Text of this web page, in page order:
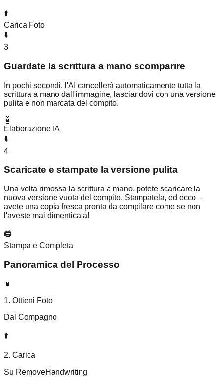
⬆️
Carica Foto
⬇️
3
Guardate la scrittura a mano scomparire
In pochi secondi, l'AI cancellerà automaticamente tutta la
scrittura a mano dall'immagine, lasciandovi con una versione
pulita e non marcata del compito.
🤖
Elaborazione IA
⬇️
4
Scaricate e stampate la versione pulita
Una volta rimossa la scrittura a mano, potete scaricare la
nuova versione vuota del compito. Stampatela, ed ecco—
avete una copia fresca pronta da compilare come se non
l'aveste mai dimenticata!
🖨️
Stampa e Completa
Panoramica del Processo
📱
1. Ottieni Foto
Dal Compagno
⬆️
2. Carica
Su RemoveHandwriting